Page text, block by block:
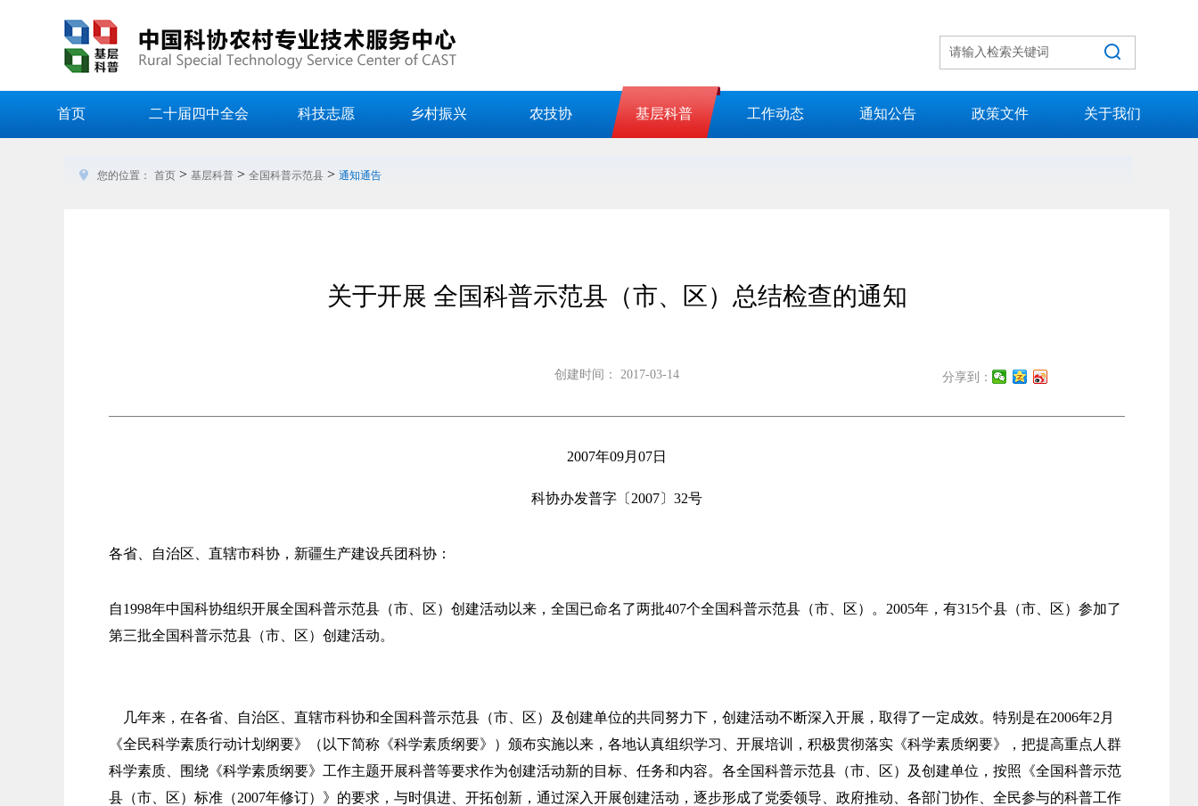
首页 二十届四中全会 科技志愿 乡村振兴 农技协 基层科普 工作动态 通知公告 政策文件 关于我们
您的位置： 首页 > 基层科普 > 全国科普示范县 > 通知通告
关于开展 全国科普示范县（市、区）总结检查的通知
创建时间： 2017-03-14 分享到：
2007年09月07日
科协办发普字〔2007〕32号
各省、自治区、直辖市科协，新疆生产建设兵团科协：
自1998年中国科协组织开展全国科普示范县（市、区）创建活动以来，全国已命名了两批407个全国科普示范县（市、区）。2005年，有315个县（市、区）参加了
第三批全国科普示范县（市、区）创建活动。
几年来，在各省、自治区、直辖市科协和全国科普示范县（市、区）及创建单位的共同努力下，创建活动不断深入开展，取得了一定成效。特别是在2006年2月
《全民科学素质行动计划纲要》（以下简称《科学素质纲要》）颁布实施以来，各地认真组织学习、开展培训，积极贯彻落实《科学素质纲要》，把提高重点人群
科学素质、围绕《科学素质纲要》工作主题开展科普等要求作为创建活动新的目标、任务和内容。各全国科普示范县（市、区）及创建单位，按照《全国科普示范
县（市、区）标准（2007年修订）》的要求，与时俱进、开拓创新，通过深入开展创建活动，逐步形成了党委领导、政府推动、各部门协作、全民参与的科普工作